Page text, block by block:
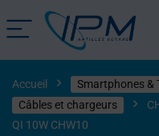
Accueil Smartphones &
Câbles et chargeurs
QI 10W CHW10